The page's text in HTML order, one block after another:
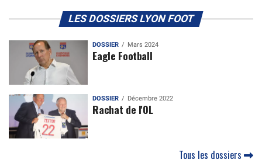
LES DOSSIERS LYON FOOT
DOSSIER Mars 2024
Eagle Football
DOSSIER Décembre 2022
Rachat de l'OL
Tous les dossiers